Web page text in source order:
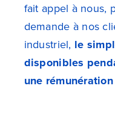
fait appel à nous,
demande à nos
industriel, le
disponibles
une